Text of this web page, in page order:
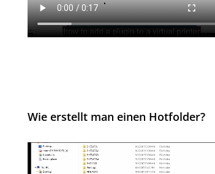
Wie erstellt man einen Hotfolder?